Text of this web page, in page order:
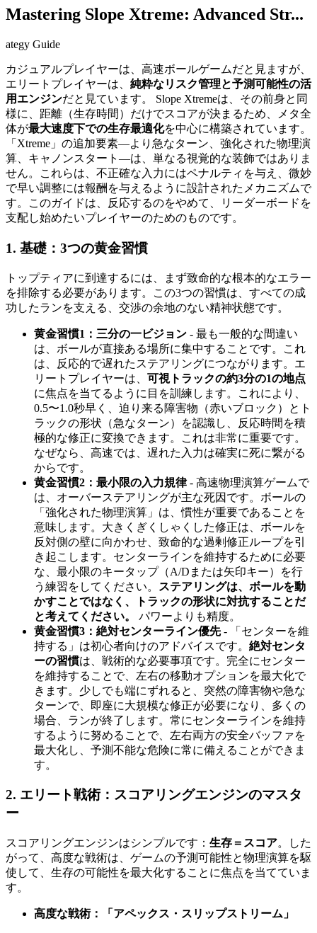
Mastering Slope Xtreme: Advanced Str...
ategy Guide
カジュアルプレイヤーは、高速ボールゲームだと見ますが、
エリートプレイヤーは、 純粋なリスク管理と予測可能性の活
用エンジンだと見ています。 Slope Xtremeは、その前身と同
様に、距離（生存時間）だけでスコアが決まるため、メタ全
体が最大速度下での生存最適化を中心に構築されています。
「Xtreme」の追加要素—より急なターン、強化された物理演
算、キャノンスタート—は、単なる視覚的な装飾ではありま
せん。これらは、不正確な入力にはペナルティを与え、微妙
で早い調整には報酬を与えるように設計されたメカニズムで
す。このガイドは、反応するのをやめて、リーダーボードを
支配し始めたいプレイヤーのためのものです。
1. 基礎：3つの黄金習慣
トップティアに到達するには、まず致命的な根本的なエラー
を排除する必要があります。この3つの習慣は、すべての成
功したランを支える、交渉の余地のない精神状態です。
黄金習慣1：三分の一ビジョン - 最も一般的な間違い
は、ボールが直接ある場所に集中することです。これ
は、反応的で遅れたステアリングにつながります。エ
リートプレイヤーは、 可視トラックの約3分の1の地点
に焦点を当てるように目を訓練します。これにより、
0.5〜1.0秒早く、迫り来る障害物（赤いブロック）とト
ラックの形状（急なターン）を認識し、反応時間を積
極的な修正に変換できます。これは非常に重要です。
なぜなら、高速では、遅れた入力は確実に死に繋がる
からです。
黄金習慣2：最小限の入力規律- 高速物理演算ゲームで
は、オーバーステアリングが主な死因です。ボールの
「強化された物理演算」は、慣性が重要であることを
意味します。大きくぎくしゃくした修正は、ボールを
反対側の壁に向かわせ、致命的な過剰修正ループを引
き起こします。センターラインを維持するために必要
な、最小限のキータップ（A/Dまたは矢印キー）を行
う練習をしてください。
ステアリングは、ボールを動
かすことではなく、トラックの形状に対抗することだ
と考えてください。
パワーよりも精度。
黄金習慣3：絶対センターライン優先- 「センターを維
持する」は初心者向けのアドバイスです。 絶対センタ
ーの習慣は、戦術的な必要事項です。完全にセンター
を維持することで、左右の移動オプションを最大化で
きます。少しでも端にずれると、突然の障害物や急な
ターンで、即座に大規模な修正が必要になり、多くの
場合、ランが終了します。常にセンターラインを維持
するように努めることで、左右両方の安全バッファを
最大化し、予測不能な危険に常に備えることができま
す。
2. エリート戦術：スコアリングエンジンのマスタ
ー
スコアリングエンジンはシンプルです： 生存＝スコア。した
がって、高度な戦術は、ゲームの予測可能性と物理演算を駆
使して、生存の可能性を最大化することに焦点を当てていま
す。
高度な戦術：「アペックス・スリップストリーム」